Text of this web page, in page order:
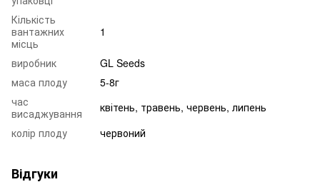
Кількість
вантажних
місць
1
виробник
GL Seeds
маса плоду
5-8г
час
висаджування
квітень, травень, червень, липень
колір плоду
червоний
Відгуки